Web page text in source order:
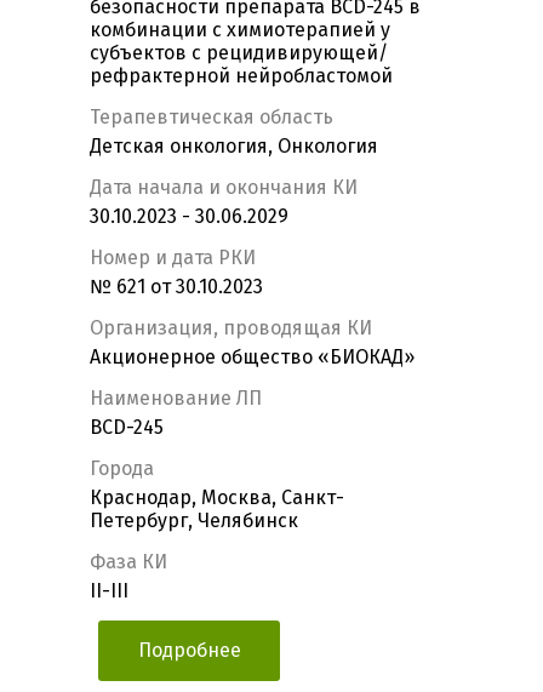
безопасности препарата BCD-245 в
комбинации с химиотерапией у
субъектов с рецидивирующей/
рефрактерной нейробластомой
Терапевтическая область
Детская онкология, Онкология
Дата начала и окончания КИ
30.10.2023 - 30.06.2029
Номер и дата РКИ
№ 621 от 30.10.2023
Организация, проводящая КИ
Акционерное общество «БИОКАД»
Наименование ЛП
BCD-245
Города
Краснодар, Москва, Санкт-
Петербург, Челябинск
Фаза КИ
II-III
Подробнее